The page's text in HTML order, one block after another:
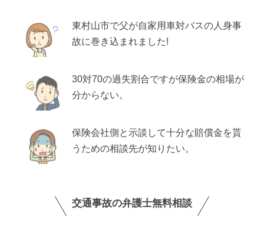
東村山市で父が自家用車対バスの人身事
故に巻き込まれました!
30対70の過失割合ですが保険金の相場が
分からない。
保険会社側と示談して十分な賠償金を貰
うための相談先が知りたい。
交通事故の弁護士無料相談